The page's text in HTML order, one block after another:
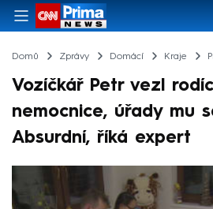
Domů Zprávy Domácí Kraje
Vozíčkář Petr vezl
nemocnice, úřady mu
Absurdní, říká expert